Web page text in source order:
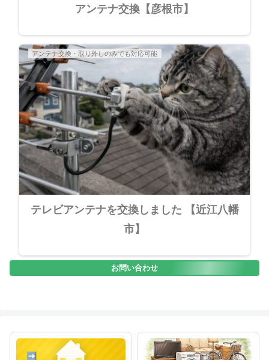
アンテナ交換【彦根市】
アンテナ交換・取り外しのみでも対応可能
テレビアンテナを交換しました 【近江八幡
市】
お問い合わせ